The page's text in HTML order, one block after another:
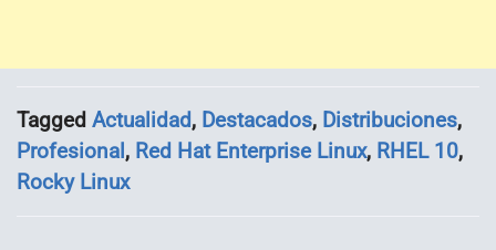
Tagged Actualidad, Destacados, Distribuciones,
Profesional, Red Hat Enterprise Linux, RHEL 10,
Rocky Linux